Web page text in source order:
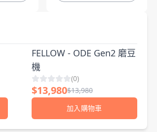
FELLOW - ODE Gen2 磨豆
機
(0)
$13,980$13,980
加入購物車